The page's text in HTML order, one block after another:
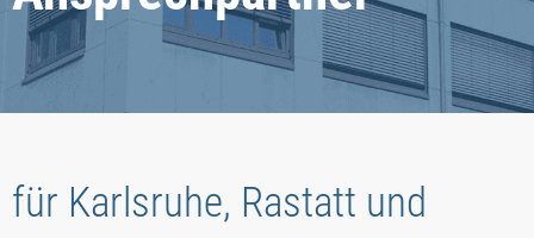
für Karlsruhe, Rastatt und